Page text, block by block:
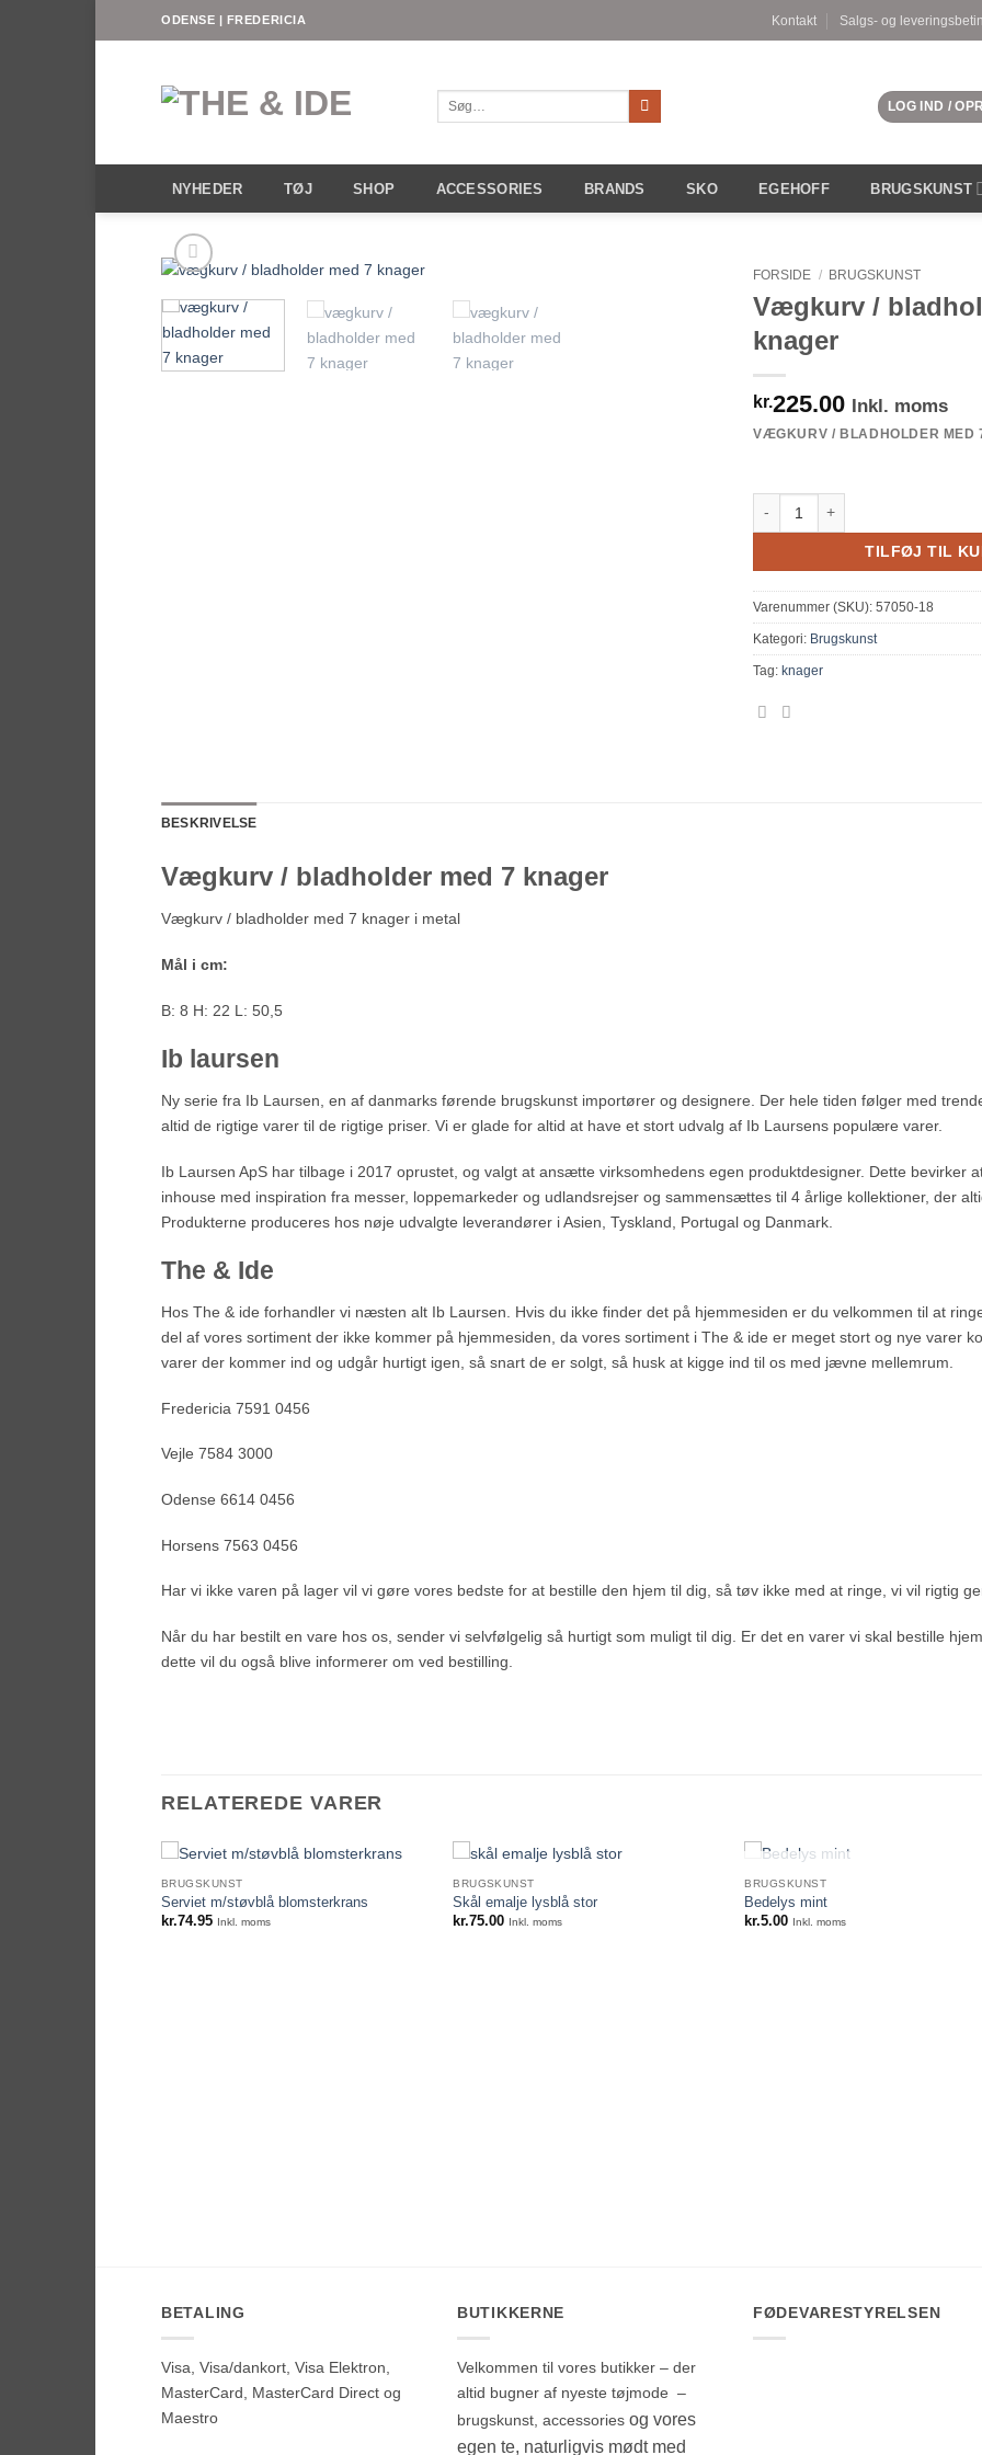
ODENSE | FREDERICIA Kontakt Salgs- og
efter:
LOG IND /
NYHEDER TØJ SHOP ACCESSORIES BRANDS SKO EGEHOFF BRUGSKUNST
FORSIDE / BRUGSKUNST
Vægkurv /
knager
kr.225.00 Inkl. moms
VÆGKURV / BLADHOLDER MED
TILFØJ TIL
Varenummer (SKU): 57050-18
Kategori: Brugskunst
Tag: knager
BESKRIVELSE
Vægkurv / bladholder med 7 knager
Vægkurv / bladholder med 7 knager i metal
Mål i cm:
B: 8 H: 22 L: 50,5
Ib laursen
Ny serie fra Ib Laursen, en af danmarks førende brugskunst importører og designere. Der hele tiden følger med
altid de rigtige varer til de rigtige priser. Vi er glade for altid at have et stort udvalg af Ib Laursens populære varer.
Ib Laursen ApS har tilbage i 2017 oprustet, og valgt at ansætte virksomhedens egen produktdesigner. Dette bevirker
inhouse med inspiration fra messer, loppemarkeder og udlandsrejser og sammensættes til 4 årlige kollektioner, der
Produkterne produceres hos nøje udvalgte leverandører i Asien, Tyskland, Portugal og Danmark.
The & Ide
Hos The & ide forhandler vi næsten alt Ib Laursen. Hvis du ikke finder det på hjemmesiden er du velkommen til at
del af vores sortiment der ikke kommer på hjemmesiden, da vores sortiment i The & ide er meget stort og nye varer
varer der kommer ind og udgår hurtigt igen, så snart de er solgt, så husk at kigge ind til os med jævne mellemrum.
Fredericia 7591 0456
Vejle 7584 3000
Odense 6614 0456
Horsens 7563 0456
Har vi ikke varen på lager vil vi gøre vores bedste for at bestille den hjem til dig, så tøv ikke med at ringe, vi vil rigtig
Når du har bestilt en vare hos os, sender vi selvfølgelig så hurtigt som muligt til dig. Er det en varer vi skal bestille
dette vil du også blive informerer om ved bestilling.
RELATEREDE VARER
BRUGSKUNST
Serviet m/støvblå blomsterkrans
kr.74.95 Inkl. moms
BRUGSKUNST
Skål emalje lysblå stor
kr.75.00 Inkl. moms
IKKE PÅ LAGER
BRUGSKUNST
Bedelys mint
kr.5.00 Inkl. moms
BETALING
Visa, Visa/dankort, Visa Elektron,
MasterCard, MasterCard Direct og
Maestro
BUTIKKERNE
Velkommen til vores butikker – der
altid bugner af nyeste tøjmode –
brugskunst, accessories og vores
egen te, naturligvis mødt med
FØDEVARESTYRELSEN